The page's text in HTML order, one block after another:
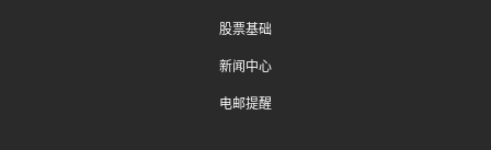
股票基础
新闻中心
电邮提醒